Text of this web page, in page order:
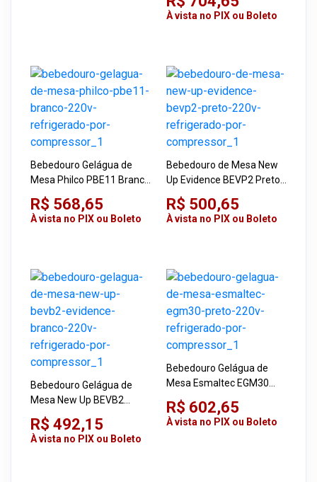
À vista no PIX ou Boleto
Bebedouro Gelágua de
Mesa Philco PBE11 Branco
220V Refrigerado Por
Compressor
R$ 568,65
À vista no PIX ou Boleto
Bebedouro de Mesa New
Up Evidence BEVP2 Preto
220V Refrigerado por
Compressor
R$ 500,65
À vista no PIX ou Boleto
Bebedouro Gelágua de
Mesa New Up BEVB2
Evidence Branco 220V
Refrigerado Por
Compressor
R$ 492,15
À vista no PIX ou Boleto
Bebedouro Gelágua de
Mesa Esmaltec EGM30
Preto 220V Refrigerado
Por Compressor
R$ 602,65
À vista no PIX ou Boleto